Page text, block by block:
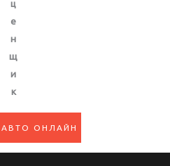
ц
е
н
щ
и
к
ОНЛАЙН